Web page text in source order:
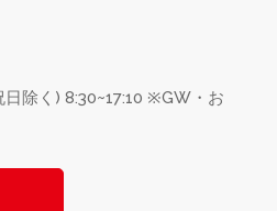
除く) 8:30~17:10 ※GW・お